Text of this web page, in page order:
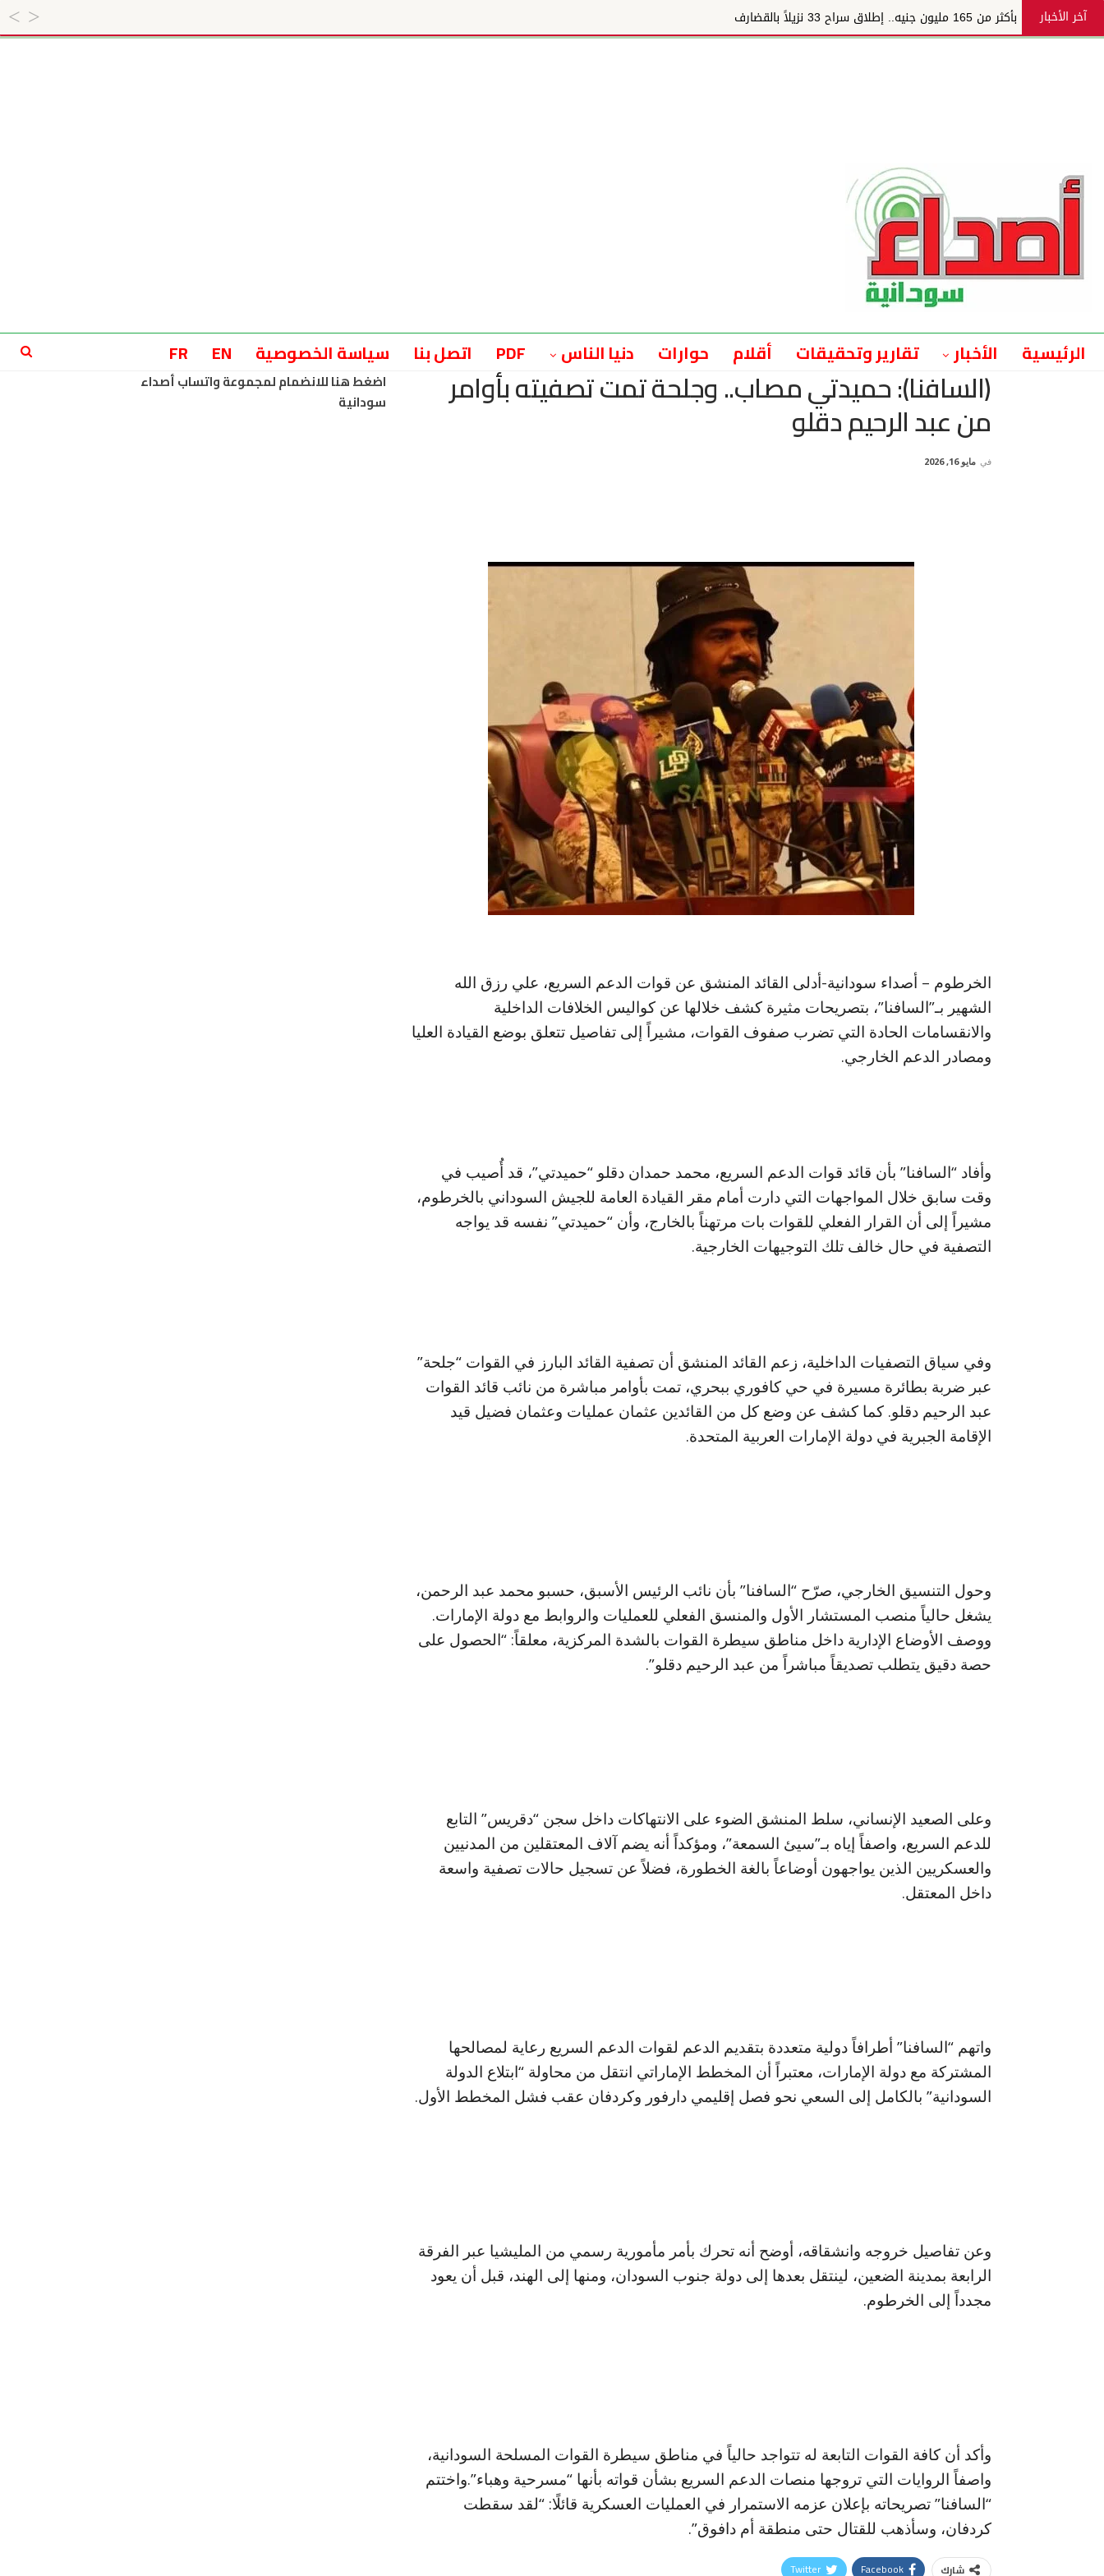
آخر الأخبار بأكثر من 165 مليون جنيه.. إطلاق سراح 33 نزيلاً بالقضارف
الرئيسية الأخبار تقارير وتحقيقات أقلام حوارات دنيا الناس PDF اتصل بنا سياسة الخصوصية EN
FR
(السافنا): حميدتي مصاب.. وجلحة تمت تصفيته بأوامر
من عبد الرحيم دقلو
في مايو 16, 2026
الخرطوم – أصداء سودانية-أدلى القائد المنشق عن قوات الدعم السريع، علي رزق الله
الشهير بـ”السافنا”، بتصريحات مثيرة كشف خلالها عن كواليس الخلافات الداخلية
والانقسامات الحادة التي تضرب صفوف القوات، مشيراً إلى تفاصيل تتعلق بوضع القيادة العليا
ومصادر الدعم الخارجي.
وأفاد “السافنا” بأن قائد قوات الدعم السريع، محمد حمدان دقلو “حميدتي”، قد أُصيب في
وقت سابق خلال المواجهات التي دارت أمام مقر القيادة العامة للجيش السوداني بالخرطوم،
مشيراً إلى أن القرار الفعلي للقوات بات مرتهناً بالخارج، وأن “حميدتي” نفسه قد يواجه
التصفية في حال خالف تلك التوجيهات الخارجية.
وفي سياق التصفيات الداخلية، زعم القائد المنشق أن تصفية القائد البارز في القوات “جلحة”
عبر ضربة بطائرة مسيرة في حي كافوري ببحري، تمت بأوامر مباشرة من نائب قائد القوات
عبد الرحيم دقلو. كما كشف عن وضع كل من القائدين عثمان عمليات وعثمان فضيل قيد
الإقامة الجبرية في دولة الإمارات العربية المتحدة.
وحول التنسيق الخارجي، صرّح “السافنا” بأن نائب الرئيس الأسبق، حسبو محمد عبد الرحمن،
يشغل حالياً منصب المستشار الأول والمنسق الفعلي للعمليات والروابط مع دولة الإمارات.
ووصف الأوضاع الإدارية داخل مناطق سيطرة القوات بالشدة المركزية، معلقاً: “الحصول على
حصة دقيق يتطلب تصديقاً مباشراً من عبد الرحيم دقلو”.
وعلى الصعيد الإنساني، سلط المنشق الضوء على الانتهاكات داخل سجن “دقريس” التابع
للدعم السريع، واصفاً إياه بـ”سيئ السمعة”، ومؤكداً أنه يضم آلاف المعتقلين من المدنيين
والعسكريين الذين يواجهون أوضاعاً بالغة الخطورة، فضلاً عن تسجيل حالات تصفية واسعة
داخل المعتقل.
واتهم “السافنا” أطرافاً دولية متعددة بتقديم الدعم لقوات الدعم السريع رعاية لمصالحها
المشتركة مع دولة الإمارات، معتبراً أن المخطط الإماراتي انتقل من محاولة “ابتلاع الدولة
السودانية” بالكامل إلى السعي نحو فصل إقليمي دارفور وكردفان عقب فشل المخطط الأول.
وعن تفاصيل خروجه وانشقاقه، أوضح أنه تحرك بأمر مأمورية رسمي من المليشيا عبر الفرقة
الرابعة بمدينة الضعين، لينتقل بعدها إلى دولة جنوب السودان، ومنها إلى الهند، قبل أن يعود
مجدداً إلى الخرطوم.
وأكد أن كافة القوات التابعة له تتواجد حالياً في مناطق سيطرة القوات المسلحة السودانية،
واصفاً الروايات التي تروجها منصات الدعم السريع بشأن قواته بأنها “مسرحية وهباء”.واختتم
“السافنا” تصريحاته بإعلان عزمه الاستمرار في العمليات العسكرية قائلًا: “لقد سقطت
كردفان، وسأذهب للقتال حتى منطقة أم دافوق”.
شارك Facebook
Twitter
اضغط هنا للانضمام لمجموعة واتساب أصداء
سودانية